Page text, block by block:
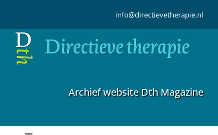
inhoud
info@directievetherapie.nl
Archief website Dth Magazine